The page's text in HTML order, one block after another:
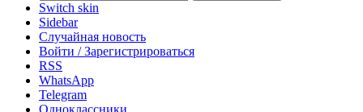
Switch skin
Sidebar
Случайная новость
Войти / Зарегистрироваться
RSS
WhatsApp
Telegram
Одноклассники